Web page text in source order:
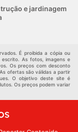
e jardinagem
É proibida a cópia ou
As fotos, imagens e
Os preços com desconto
ofertas são válidas a partir
O objetivo deste site é
Os preços podem variar